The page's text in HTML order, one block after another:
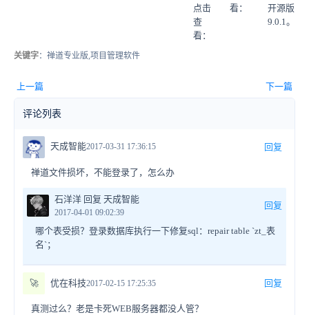
开源版
9.0.1。
看：
点击
查
看：
关键字：禅道专业版,项目管理软件
上一篇 下一篇
评论列表
天成智能2017-03-31 17:36:15 回复
禅道文件损坏，不能登录了，怎么办
石洋洋 回复 天成智能
2017-04-01 09:02:39
回复
哪个表受损？登录数据库执行一下修复sql：repair table `zt_表
名`；
🚀 优在科技2017-02-15 17:25:35 回复
真测过么？老是卡死WEB服务器都没人管？